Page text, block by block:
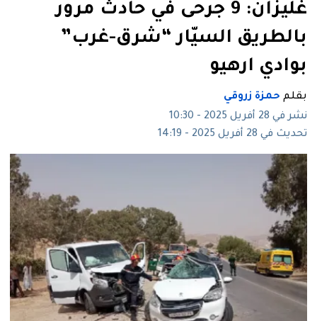
غليزان: 9 جرحى في حادث مرور
بالطريق السيّار “شرق-غرب”
بوادي ارهيو
بقلم حمزة زروقي
نشر في 28 أفريل 2025 - 10:30
تحديث في 28 أفريل 2025 - 14:19